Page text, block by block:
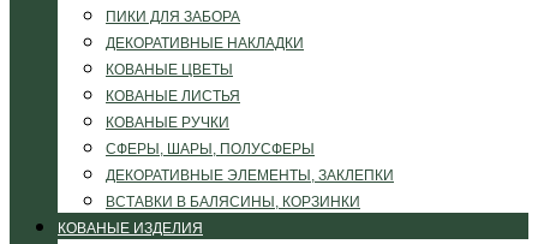
ПИКИ ДЛЯ ЗАБОРА
ДЕКОРАТИВНЫЕ НАКЛАДКИ
КОВАНЫЕ ЦВЕТЫ
КОВАНЫЕ ЛИСТЬЯ
КОВАНЫЕ РУЧКИ
СФЕРЫ, ШАРЫ, ПОЛУСФЕРЫ
ДЕКОРАТИВНЫЕ ЭЛЕМЕНТЫ, ЗАКЛЕПКИ
ВСТАВКИ В БАЛЯСИНЫ, КОРЗИНКИ
КОВАНЫЕ ИЗДЕЛИЯ